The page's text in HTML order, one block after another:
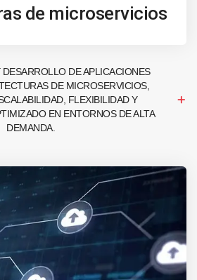
de microservicios
DE APLICACIONES
DE MICROSERVICIOS,
FLEXIBILIDAD Y
EN ENTORNOS DE ALTA
DEMANDA.